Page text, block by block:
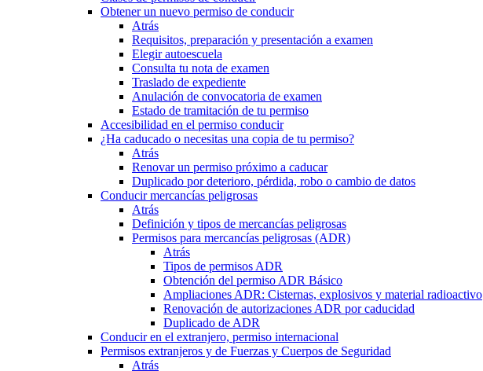
Obtener un nuevo permiso de conducir
Atrás
Requisitos, preparación y presentación a examen
Elegir autoescuela
Consulta tu nota de examen
Traslado de expediente
Anulación de convocatoria de examen
Estado de tramitación de tu permiso
Accesibilidad en el permiso conducir
¿Ha caducado o necesitas una copia de tu permiso?
Atrás
Renovar un permiso próximo a caducar
Duplicado por deterioro, pérdida, robo o cambio de datos
Conducir mercancías peligrosas
Atrás
Definición y tipos de mercancías peligrosas
Permisos para mercancías peligrosas (ADR)
Atrás
Tipos de permisos ADR
Obtención del permiso ADR Básico
Ampliaciones ADR: Cisternas, explosivos y material radioactivo
Renovación de autorizaciones ADR por caducidad
Duplicado de ADR
Conducir en el extranjero, permiso internacional
Permisos extranjeros y de Fuerzas y Cuerpos de Seguridad
Atrás